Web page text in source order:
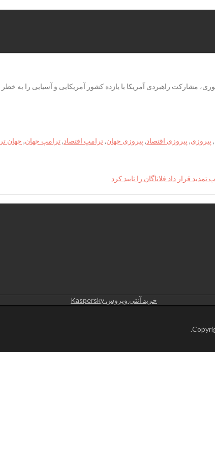
مشارکت راهبردی آمریکا با یازده کشور آمریکایی و آسیایی را به
, پیروزی, پیروزی اقتصاد, پیروزی جهان,ترامپ اقتصاد,ترامپ جهان, جهان
قرار داد فلاناگان را تایید کرد
خرید آنتی ویروس Kaspersky
.